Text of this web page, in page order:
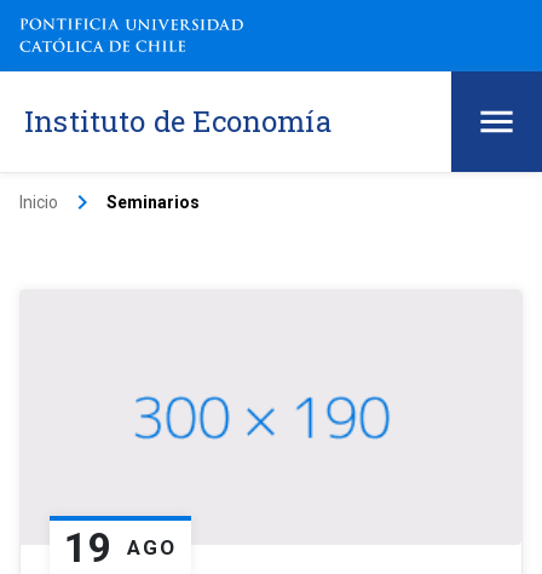
Instituto de Economía
Inicio keyboard_arrow_right Seminarios
19 AGO